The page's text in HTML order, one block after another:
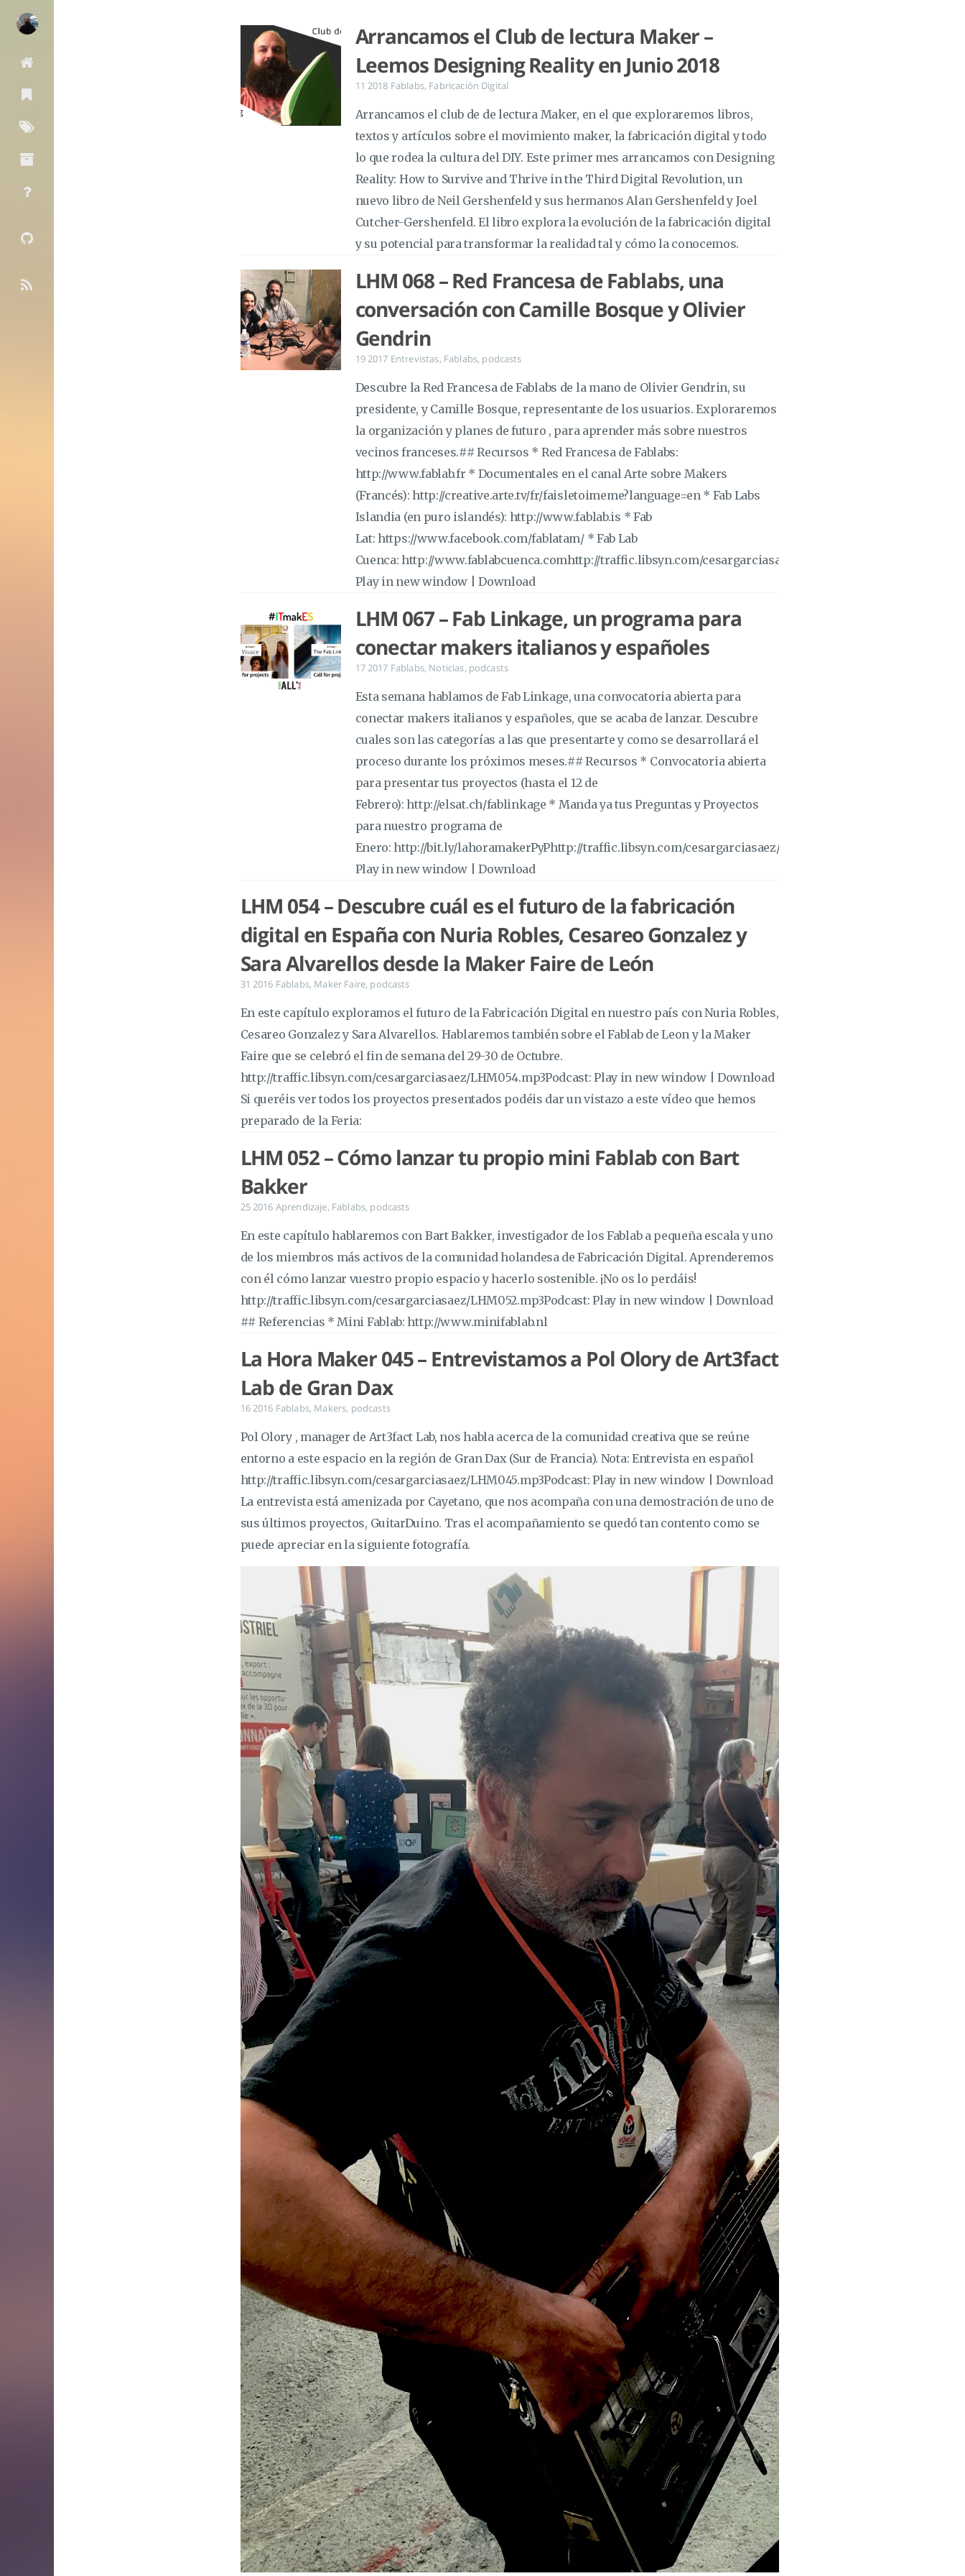
Arrancamos el Club de lectura Maker –
Leemos Designing Reality en Junio 2018
11 2018 Fablabs, Fabricación Digital
Arrancamos el club de de lectura Maker, en el que exploraremos libros,
textos y artículos sobre el movimiento maker, la fabricación digital y todo
lo que rodea la cultura del DIY. Este primer mes arrancamos con Designing
Reality: How to Survive and Thrive in the Third Digital Revolution, un
nuevo libro de Neil Gershenfeld y sus hermanos Alan Gershenfeld y Joel
Cutcher-Gershenfeld. El libro explora la evolución de la fabricación digital
y su potencial para transformar la realidad tal y cómo la conocemos.
LHM 068 – Red Francesa de Fablabs, una
conversación con Camille Bosque y Olivier
Gendrin
19 2017 Entrevistas, Fablabs, podcasts
Descubre la Red Francesa de Fablabs de la mano de Olivier Gendrin, su
presidente, y Camille Bosque, representante de los usuarios. Exploraremos
la organización y planes de futuro , para aprender más sobre nuestros
vecinos franceses.## Recursos * Red Francesa de Fablabs:
http://www.fablab.fr * Documentales en el canal Arte sobre Makers
(Francés): http://creative.arte.tv/fr/faisletoimeme?language=en * Fab Labs
Islandia (en puro islandés): http://www.fablab.is * Fab
Lat: https://www.facebook.com/fablatam/ * Fab Lab
Cuenca: http://www.fablabcuenca.comhttp://traffic.libsyn.com/cesargarciasaez/LHM068.mp3Podcast:
Play in new window | Download
LHM 067 – Fab Linkage, un programa para
conectar makers italianos y españoles
17 2017 Fablabs, Noticias, podcasts
Esta semana hablamos de Fab Linkage, una convocatoria abierta para
conectar makers italianos y españoles, que se acaba de lanzar. Descubre
cuales son las categorías a las que presentarte y como se desarrollará el
proceso durante los próximos meses.## Recursos * Convocatoria abierta
para presentar tus proyectos (hasta el 12 de
Febrero): http://elsat.ch/fablinkage * Manda ya tus Preguntas y Proyectos
para nuestro programa de
Enero: http://bit.ly/lahoramakerPyPhttp://traffic.libsyn.com/cesargarciasaez/LHM067.mp3Podcast:
Play in new window | Download
LHM 054 – Descubre cuál es el futuro de la fabricación
digital en España con Nuria Robles, Cesareo Gonzalez y
Sara Alvarellos desde la Maker Faire de León
31 2016 Fablabs, Maker Faire, podcasts
En este capítulo exploramos el futuro de la Fabricación Digital en nuestro país con Nuria Robles,
Cesareo Gonzalez y Sara Alvarellos. Hablaremos también sobre el Fablab de Leon y la Maker
Faire que se celebró el fin de semana del 29-30 de Octubre.
http://traffic.libsyn.com/cesargarciasaez/LHM054.mp3Podcast: Play in new window | Download
Si queréis ver todos los proyectos presentados podéis dar un vistazo a este vídeo que hemos
preparado de la Feria:
LHM 052 – Cómo lanzar tu propio mini Fablab con Bart
Bakker
25 2016 Aprendizaje, Fablabs, podcasts
En este capítulo hablaremos con Bart Bakker, investigador de los Fablab a pequeña escala y uno
de los miembros más activos de la comunidad holandesa de Fabricación Digital. Aprenderemos
con él cómo lanzar vuestro propio espacio y hacerlo sostenible. ¡No os lo perdáis!
http://traffic.libsyn.com/cesargarciasaez/LHM052.mp3Podcast: Play in new window | Download
## Referencias * Mini Fablab: http://www.minifablab.nl
La Hora Maker 045 – Entrevistamos a Pol Olory de Art3fact
Lab de Gran Dax
16 2016 Fablabs, Makers, podcasts
Pol Olory , manager de Art3fact Lab, nos habla acerca de la comunidad creativa que se reúne
entorno a este espacio en la región de Gran Dax (Sur de Francia). Nota: Entrevista en español
http://traffic.libsyn.com/cesargarciasaez/LHM045.mp3Podcast: Play in new window | Download
La entrevista está amenizada por Cayetano, que nos acompaña con una demostración de uno de
sus últimos proyectos, GuitarDuino. Tras el acompañamiento se quedó tan contento como se
puede apreciar en la siguiente fotografía.